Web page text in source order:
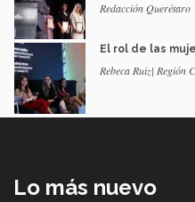
Redacción Querétaro
El rol de las
Rebeca Ruiz| Región
Lo más nuevo